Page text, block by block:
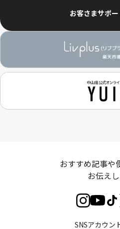
クリア
お客さまサポ
おすすめ記事や
お伝え
SNSアカウン